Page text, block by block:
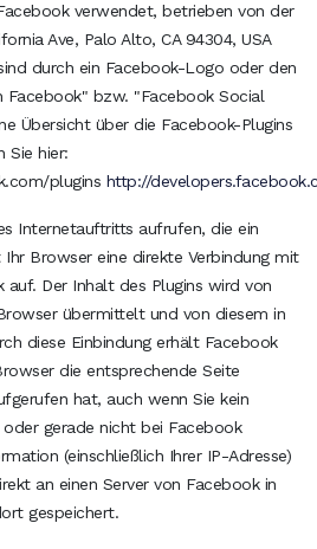
verwendet, betrieben von der
Ave, Palo Alto, CA 94304, USA
durch ein Facebook-Logo oder den
Facebook" bzw. "Facebook Social
Übersicht über die Facebook-Plugins
Sie hier:
plugins http://
Internetauftritts aufrufen, die ein
Browser eine direkte Verbindung mit
auf. Der Inhalt des Plugins wird von
übermittelt und von diesem in
diese Einbindung erhält Facebook
die entsprechende Seite
hat, auch wenn Sie kein
gerade nicht bei Facebook
(einschließlich Ihrer IP-Adresse)
an einen Server von Facebook in
gespeichert.